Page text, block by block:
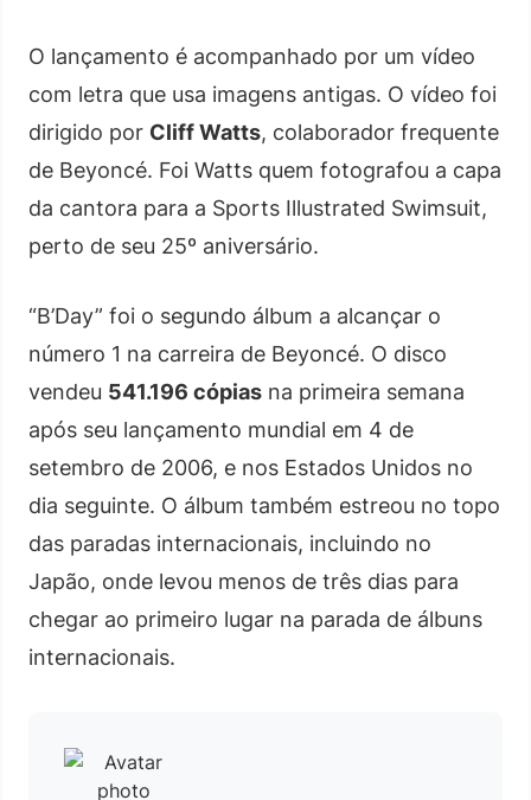
O lançamento é acompanhado por um vídeo
com letra que usa imagens antigas. O vídeo foi
dirigido por Cliff Watts, colaborador frequente
de Beyoncé. Foi Watts quem fotografou a capa
da cantora para a Sports Illustrated Swimsuit,
perto de seu 25º aniversário.
“B’Day” foi o segundo álbum a alcançar o
número 1 na carreira de Beyoncé. O disco
vendeu 541.196 cópias na primeira semana
após seu lançamento mundial em 4 de
setembro de 2006, e nos Estados Unidos no
dia seguinte. O álbum também estreou no topo
das paradas internacionais, incluindo no
Japão, onde levou menos de três dias para
chegar ao primeiro lugar na parada de álbuns
internacionais.